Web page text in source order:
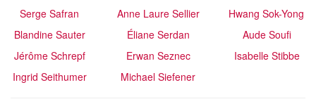
Serge Safran
Blandine Sauter
Jérôme Schrepf
Ingrid Seithumer
Anne Laure Sellier
Éliane Serdan
Erwan Seznec
Michael Siefener
Hwang Sok-Yong
Aude Soufi
Isabelle Stibbe